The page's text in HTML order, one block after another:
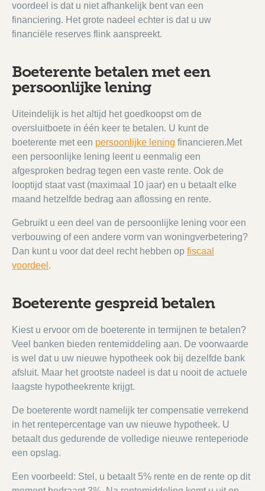
voordeel is dat u niet afhankelijk bent van een
financiering. Het grote nadeel echter is dat u uw
financiële reserves flink aanspreekt.
Boeterente betalen met een
persoonlijke lening
Uiteindelijk is het altijd het goedkoopst om de
oversluitboete in één keer te betalen. U kunt de
boeterente met een persoonlijke lening financieren.Met
een persoonlijke lening leent u eenmalig een
afgesproken bedrag tegen een vaste rente. Ook de
looptijd staat vast (maximaal 10 jaar) en u betaalt elke
maand hetzelfde bedrag aan aflossing en rente.
Gebruikt u een deel van de persoonlijke lening voor een
verbouwing of een andere vorm van woningverbetering?
Dan kunt u voor dat deel recht hebben op fiscaal
voordeel .
Boeterente gespreid betalen
Kiest u ervoor om de boeterente in termijnen te betalen?
Veel banken bieden rentemiddeling aan. De voorwaarde
is wel dat u uw nieuwe hypotheek ook bij dezelfde bank
afsluit. Maar het grootste nadeel is dat u nooit de actuele
laagste hypotheekrente krijgt.
De boeterente wordt namelijk ter compensatie verrekend
in het rentepercentage van uw nieuwe hypotheek. U
betaalt dus gedurende de volledige nieuwe renteperiode
een opslag.
Een voorbeeld: Stel, u betaalt 5% rente en de rente op dit